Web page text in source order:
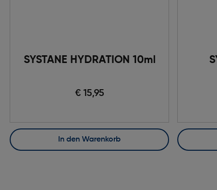
SYSTANE HYDRATION 10ml
€ 15,95
In den Warenkorb